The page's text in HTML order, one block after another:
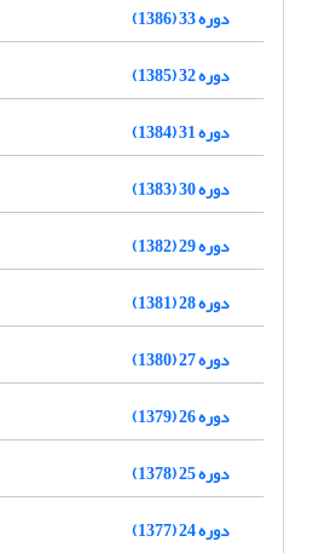
دوره 33 (1386)
دوره 32 (1385)
دوره 31 (1384)
دوره 30 (1383)
دوره 29 (1382)
دوره 28 (1381)
دوره 27 (1380)
دوره 26 (1379)
دوره 25 (1378)
دوره 24 (1377)